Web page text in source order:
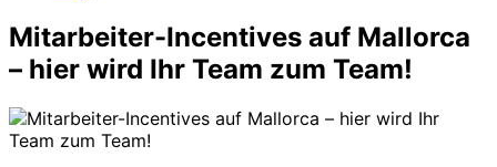
Mitarbeiter-Incentives auf Mallorca
– hier wird Ihr Team zum Team!